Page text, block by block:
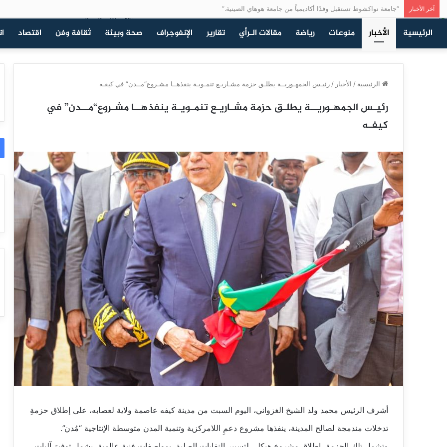
آخر الأخبار “جامعة نواكشوط تستقبل وفدًا أكاديمياً من جامعة هوهاي الصينية.”
الرئيسية الأخبار منوعات رياضة مقالات الـرأي تقارير الإنفوجراف صحة وبيئة ثقافة وفن اقتصاد
الرئيسية / الأخبار / رئيـس الجمهـوريــة يطلـق حزمة مشـاريـع تنمـويـة ينفذهــا مشـروع“مــدن” في كيفـه
رئيـس الجمهـوريــة يطلـق حزمة مشـاريـع تنمـويـة ينفذهــا مشـروع“مــدن” في
كيفـه
أشرف الرئيس محمد ولد الشيخ الغزواني، اليوم السبت من مدينة كيفه عاصمة ولاية لعصابه، على إطلاق حزمةِ
تدخلات مندمجة لصالح المدينة، ينفذها مشروع دعمِ اللامركزية وتنمية المدن متوسطة الإنتاجية “مُدن”.